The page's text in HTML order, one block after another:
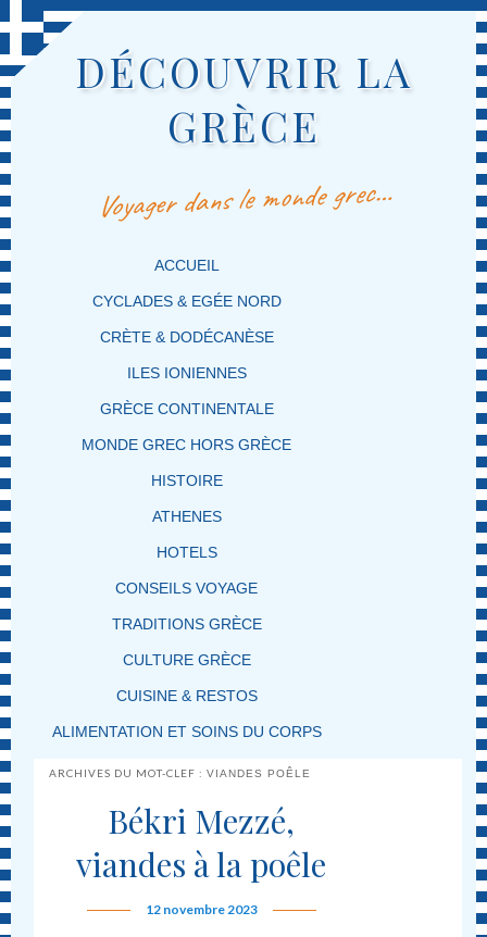
DÉCOUVRIR LA
GRÈCE
Voyager dans le monde grec…
MENU PRINCIPAL
MASQUER LA NAVIGATION PRINCIPALE
MASQUER LA NAVIGATION SECONDAIRE
ACCUEIL
CYCLADES & EGÉE NORD
CRÈTE & DODÉCANÈSE
ILES IONIENNES
GRÈCE CONTINENTALE
MONDE GREC HORS GRÈCE
HISTOIRE
ATHENES
HOTELS
CONSEILS VOYAGE
TRADITIONS GRÈCE
CULTURE GRÈCE
CUISINE & RESTOS
ALIMENTATION ET SOINS DU CORPS
ARCHIVES DU MOT-CLEF :VIANDES POÊLE
Békri Mezzé,
viandes à la poêle
12 novembre 2023